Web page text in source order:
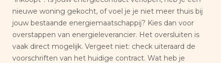
nieuwe woning gekocht, of voel je je niet meer thuis bij
jouw bestaande energiemaatschappij? Kies dan voor
overstappen van energieleverancier. Het oversluiten is
vaak direct mogelijk. Vergeet niet: check uiteraard de
voorschriften van het huidige contract. Wat heb je